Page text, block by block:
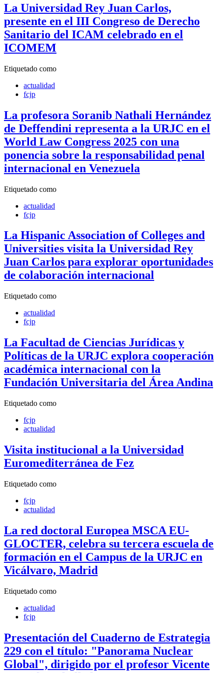
La Universidad Rey Juan Carlos,
presente en el III Congreso de Derecho
Sanitario del ICAM celebrado en el
ICOMEM
Etiquetado como
actualidad
fcjp
La profesora Soranib Nathali Hernández
de Deffendini representa a la URJC en el
World Law Congress 2025 con una
ponencia sobre la responsabilidad penal
internacional en Venezuela
Etiquetado como
actualidad
fcjp
La Hispanic Association of Colleges and
Universities visita la Universidad Rey
Juan Carlos para explorar oportunidades
de colaboración internacional
Etiquetado como
actualidad
fcjp
La Facultad de Ciencias Jurídicas y
Políticas de la URJC explora cooperación
académica internacional con la
Fundación Universitaria del Área Andina
Etiquetado como
fcjp
actualidad
Visita institucional a la Universidad
Euromediterránea de Fez
Etiquetado como
fcjp
actualidad
La red doctoral Europea MSCA EU-
GLOCTER, celebra su tercera escuela de
formación en el Campus de la URJC en
Vicálvaro, Madrid
Etiquetado como
actualidad
fcjp
Presentación del Cuaderno de Estrategia
229 con el título: "Panorama Nuclear
Global", dirigido por el profesor Vicente